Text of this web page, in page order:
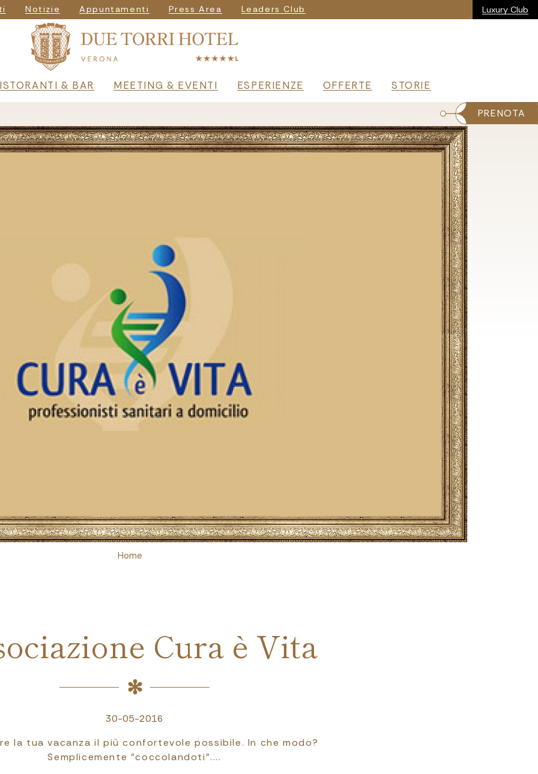
secondaria
Notizie Appuntamenti Press Area Leaders Club Luxury Club
& BAR MEETING & EVENTI ESPERIENZE OFFERTE STORIE
PRENOTA
Home
Cura è Vita
30-05-2016
la tua vacanza il più confortevole possibile. In che modo?
Semplicemente "coccolandoti"....